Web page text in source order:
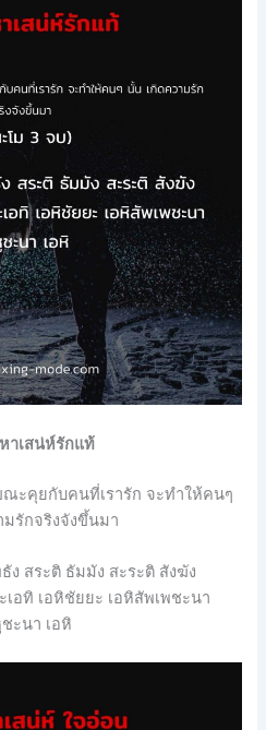
าเสน่ห์รักแท้
ะคุยกับคนที่เรารัก จะทำให้คนๆ
มรักจริงจังขึ้นมา
ง สระติ ธัมมัง สะระติ สังฆัง
เอทิ เอหิชัยยะ เอหิสัพเพชะนา
ะนา เอหิ